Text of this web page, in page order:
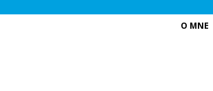
O MNE